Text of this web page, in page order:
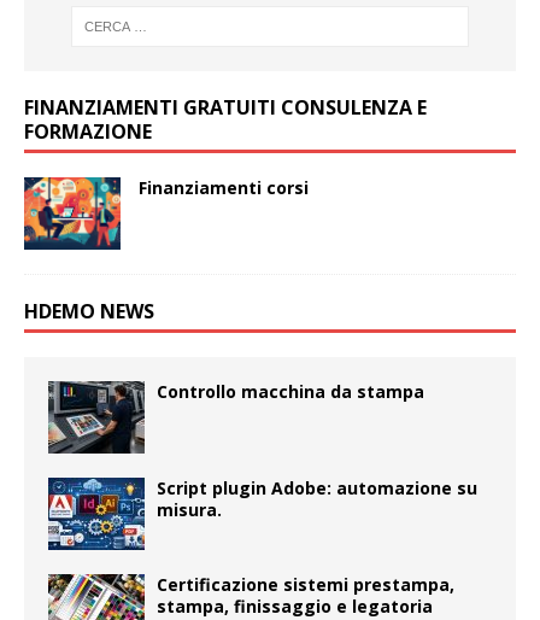
FINANZIAMENTI GRATUITI CONSULENZA E
FORMAZIONE
Finanziamenti corsi
HDEMO NEWS
Controllo macchina da stampa
Script plugin Adobe: automazione su
misura.
Certificazione sistemi prestampa,
stampa, finissaggio e legatoria